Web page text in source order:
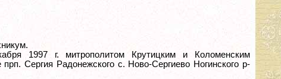
1997 г. митрополитом Крутицким и Коломенским
Сергия Радонежского с. Ново-Сергиево Ногинского р-